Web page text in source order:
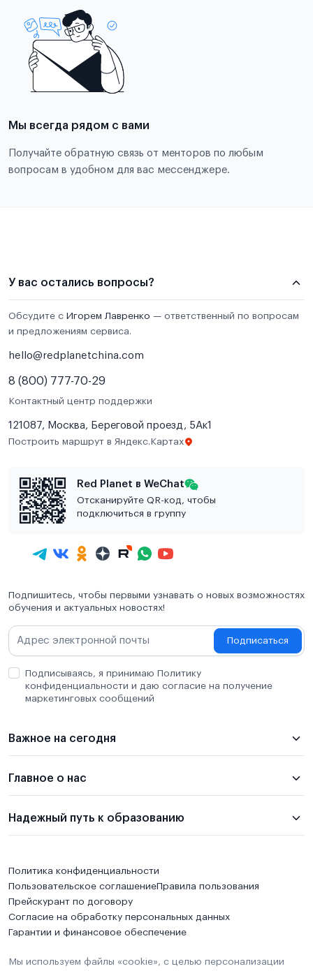
Мы всегда рядом с вами
Получайте обратную связь от менторов по любым
вопросам в удобном для вас мессенджере.
У вас остались вопросы?
Обсудите с Игорем Лавренко — ответственный по вопросам
и предложениям сервиса.
hello@redplanetchina.com
8 (800) 777-70-29
Контактный центр поддержки
121087, Москва, Береговой проезд, 5Ак1
Построить маршрут в Яндекс.Картах
Red Planet в WeChat
Отсканируйте QR-код, чтобы
подключиться в группу
Подпишитесь, чтобы первыми узнавать о новых возможностях
обучения и актуальных новостях!
Подписаться
Подписываясь, я принимаю Политику
конфиденциальности и даю согласие на получение
маркетинговых сообщений
Важное на сегодня
Главное о нас
Надежный путь к образованию
Политика конфиденциальности
Пользовательское соглашениеПравила пользования
Прейскурант по договору
Согласие на обработку персональных данных
Гарантии и финансовое обеспечение
Мы используем файлы «cookie», с целью персонализации